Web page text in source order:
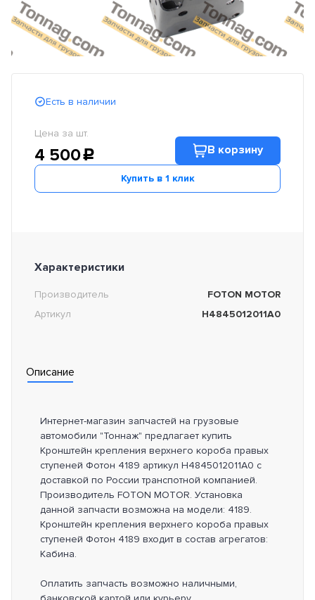
Есть в наличии
Цена за шт.
4 500c В корзину
Купить в 1 клик
Характеристики
Производитель
FOTON MOTOR
Артикул
H4845012011A0
Описание
Интернет-магазин запчастей на грузовые
автомобили "Тоннаж" предлагает купить
Кронштейн крепления верхнего короба правых
ступеней Фотон 4189 артикул H4845012011A0 с
доставкой по России транспотной компанией.
Производитель FOTON MOTOR. Установка
данной запчасти возможна на модели: 4189.
Кронштейн крепления верхнего короба правых
ступеней Фотон 4189 входит в состав агрегатов:
Кабина.
Оплатить запчасть возможно наличными,